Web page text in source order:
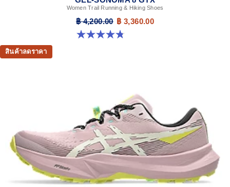
Women Trail Running & Hiking Shoes
฿ 4,200.00 ฿ 3,360.00
4.8 จาก 5 ดาว 121 รีวิว
สินค้าลดราคา